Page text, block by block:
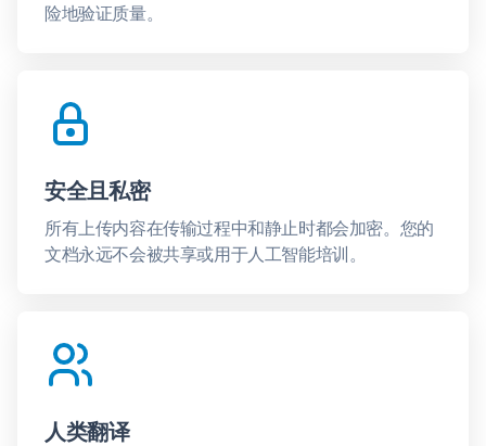
险地验证质量。
安全且私密
所有上传内容在传输过程中和静止时都会加密。您的
文档永远不会被共享或用于人工智能培训。
人类翻译